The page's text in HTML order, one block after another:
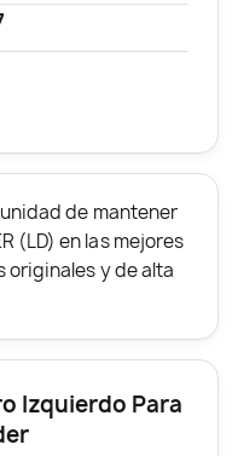
de mantener
(LD) en las mejores
y de alta
Izquierdo Para